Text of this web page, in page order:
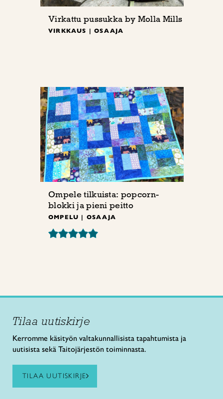
Virkattu pussukka by Molla Mills
VIRKKAUS | OSAAJA
Ompele tilkuista: popcorn-
blokki ja pieni peitto
OMPELU | OSAAJA
Tilaa uutiskirje
Kerromme käsityön valtakunnallisista tapahtumista ja
uutisista sekä Taitojärjestön toiminnasta.
TILAA UUTISKIRJE